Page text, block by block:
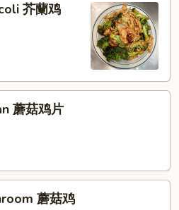
芥蘭鸡
蘑菇鸡片
蘑菇鸡